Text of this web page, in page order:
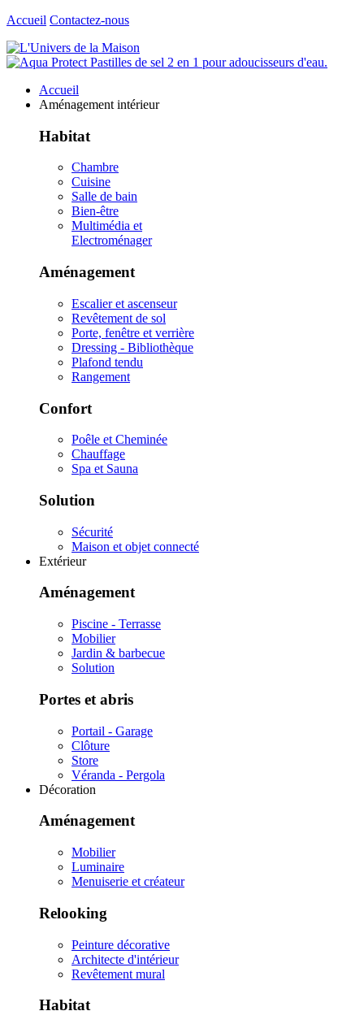
Accueil Contactez-nous
Accueil
Aménagement intérieur
Habitat
Chambre
Cuisine
Salle de bain
Bien-être
Multimédia et
Electroménager
Aménagement
Escalier et ascenseur
Revêtement de sol
Porte, fenêtre et verrière
Dressing - Bibliothèque
Plafond tendu
Rangement
Confort
Poêle et Cheminée
Chauffage
Spa et Sauna
Solution
Sécurité
Maison et objet connecté
Extérieur
Aménagement
Piscine - Terrasse
Mobilier
Jardin & barbecue
Solution
Portes et abris
Portail - Garage
Clôture
Store
Véranda - Pergola
Décoration
Aménagement
Mobilier
Luminaire
Menuiserie et créateur
Relooking
Peinture décorative
Architecte d'intérieur
Revêtement mural
Habitat